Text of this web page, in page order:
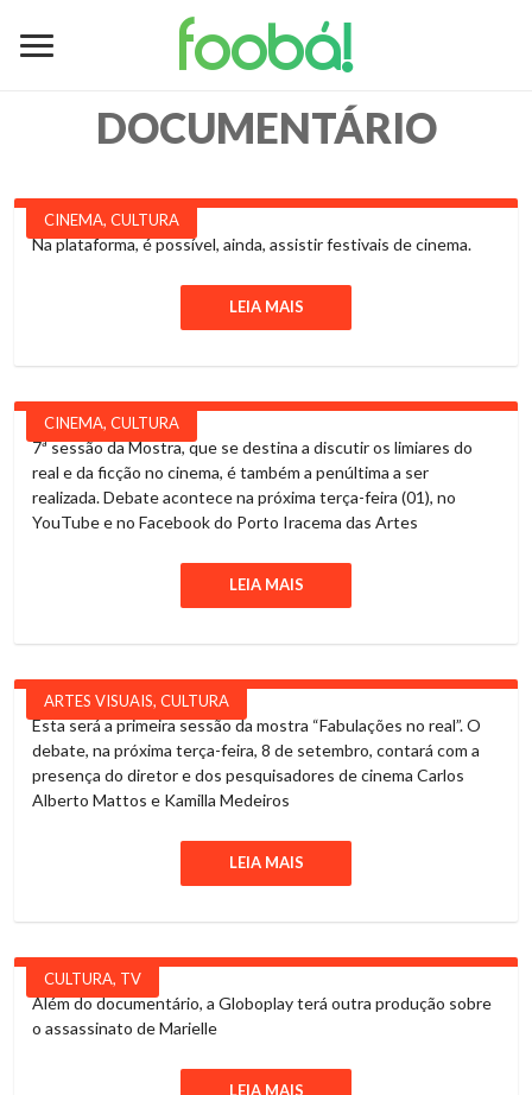
foobá!
DOCUMENTÁRIO
CINEMA,CULTURA
Na plataforma, é possível, ainda, assistir festivais de cinema.
LEIA MAIS
CINEMA,CULTURA
7ª sessão da Mostra, que se destina a discutir os limiares do
real e da ficção no cinema, é também a penúltima a ser
realizada. Debate acontece na próxima terça-feira (01), no
YouTube e no Facebook do Porto Iracema das Artes
LEIA MAIS
ARTES VISUAIS,CULTURA
Esta será a primeira sessão da mostra “Fabulações no real”. O
debate, na próxima terça-feira, 8 de setembro, contará com a
presença do diretor e dos pesquisadores de cinema Carlos
Alberto Mattos e Kamilla Medeiros
LEIA MAIS
CULTURA, TV
Além do documentário, a Globoplay terá outra produção sobre
o assassinato de Marielle
LEIA MAIS